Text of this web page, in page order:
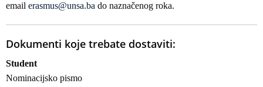
email erasmus@unsa.ba do naznačenog roka.
Dokumenti koje trebate dostaviti:
Student
Nominacijsko pismo